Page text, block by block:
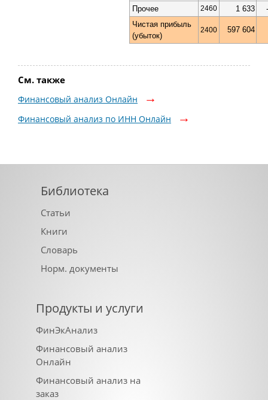
Прочее 2460 1 633
Чистая прибыль
(убыток)
2400 597 604
См. также
Финансовый анализ Онлайн
Финансовый анализ по ИНН Онлайн
Библиотека
Статьи
Книги
Словарь
Норм. документы
Продукты и услуги
ФинЭкАнализ
Финансовый анализ
Онлайн
Финансовый анализ на
заказ